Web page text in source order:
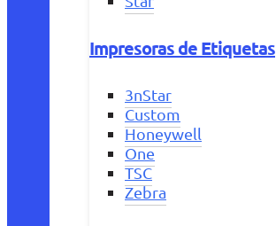
Impresoras de Etiquetas
3nStar
Custom
Honeywell
One
TSC
Zebra